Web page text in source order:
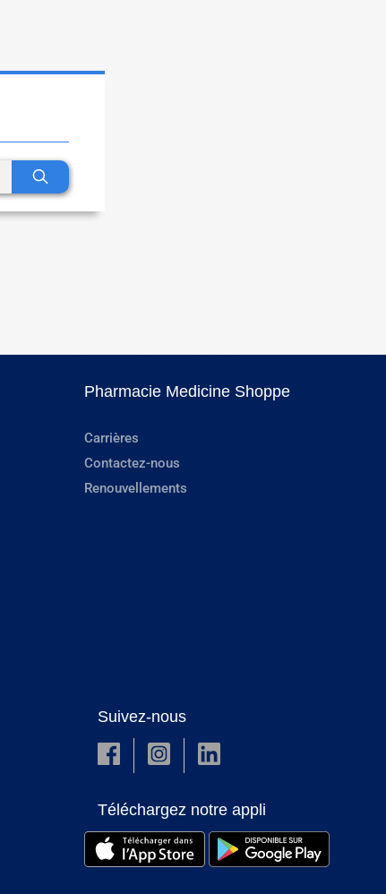
Pharmacie Medicine Shoppe
Carrières
Contactez-nous
Renouvellements
Suivez-nous
Téléchargez notre appli